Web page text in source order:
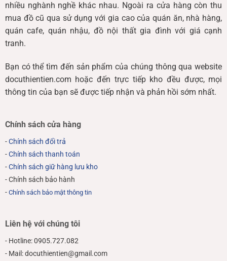
nhiều nghành nghề khác nhau. Ngoài ra cửa hàng còn thu
mua đồ cũ qua sử dụng với gia cao của quán ăn, nhà hàng,
quán cafe, quán nhậu, đồ nội thất gia đình với giá cạnh
tranh.
Bạn có thể tìm đến sản phẩm của chúng thông qua website
docuthientien.com hoặc đến trực tiếp kho đều được, mọi
thông tin của bạn sẽ được tiếp nhận và phản hồi sớm nhất.
Chính sách cửa hàng
-Chính sách đổi trả
-Chính sách thanh toán
-Chính sách giữ hàng lưu kho
- Chính sách bảo hành
- Chính sách bảo mật thông tin
Liên hệ với chúng tôi
- Hotline: 0905.727.082
- Mail: docuthientien@gmail.com